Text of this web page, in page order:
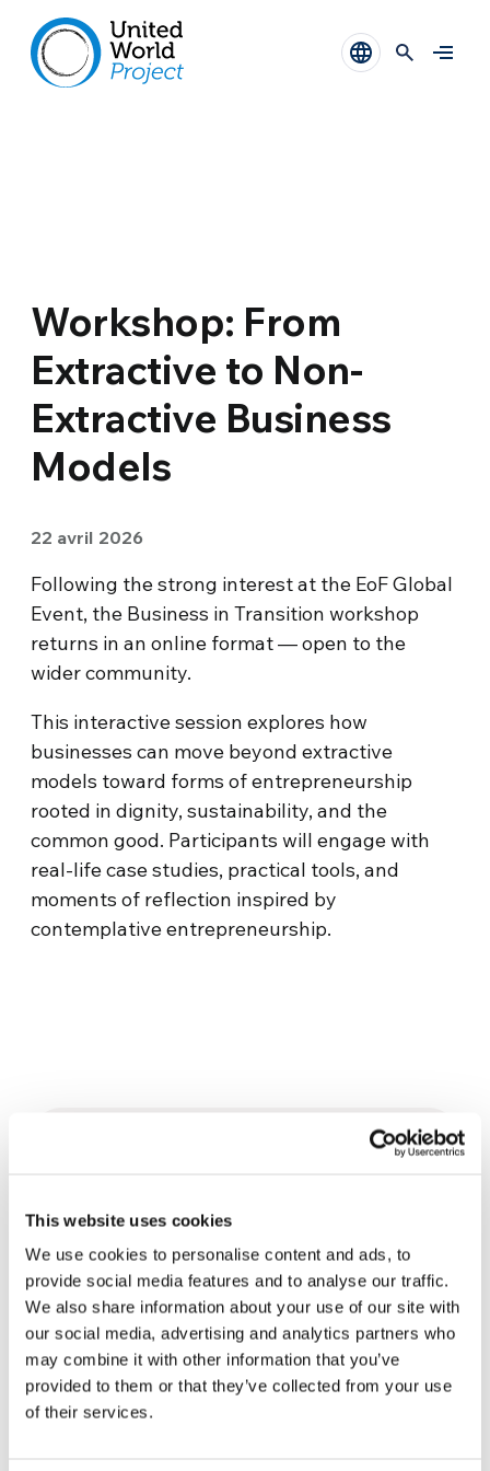
This website uses cookies
We use cookies to personalise content and ads, to
provide social media features and to analyse our traffic.
We also share information about your use of our site with
our social media, advertising and analytics partners who
may combine it with other information that you’ve
provided to them or that they’ve collected from your use
of their services.
Workshop: From
Extractive to Non-
Extractive Business
Models
22 avril 2026
Following the strong interest at the EoF Global
Event, the Business in Transition workshop
returns in an online format — open to the
wider community.
This interactive session explores how
businesses can move beyond extractive
models toward forms of entrepreneurship
rooted in dignity, sustainability, and the
common good. Participants will engage with
real-life case studies, practical tools, and
moments of reflection inspired by
contemplative entrepreneurship.
D’Amérique du Sud, trois
histoires d’écologie, de sport
et de santé
30 juillet 2026
Festival Re-Imagine Peace :
depuis Florence, un hymne à la
paix
24 juillet 2026